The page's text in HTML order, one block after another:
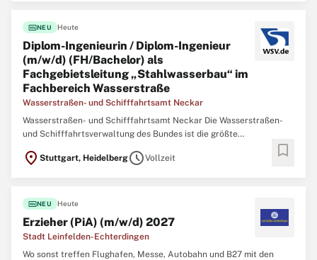
fiber_newNEU Heute
Diplom-Ingenieurin / Diplom-Ingenieur
(m/w/d) (FH/Bachelor) als
Fachgebietsleitung „Stahlwasserbau“ im
Fachbereich Wasserstraße
Wasserstraßen- und Schifffahrtsamt Neckar
Wasserstraßen- und Schifffahrtsamt Neckar Die Wasserstraßen-
und Schifffahrtsverwaltung des Bundes ist die größte
Verkehr (BMV). In unseren Behörden arbeiten deutschlandweit
location_on Stuttgart, HeidelbergscheduleVollzeit bookmark
fiber_newNEU Heute
Erzieher (PiA) (m/w/d) 2027
Stadt Leinfelden-Echterdingen
Wo sonst treffen Flughafen, Messe, Autobahn und B27 mit den